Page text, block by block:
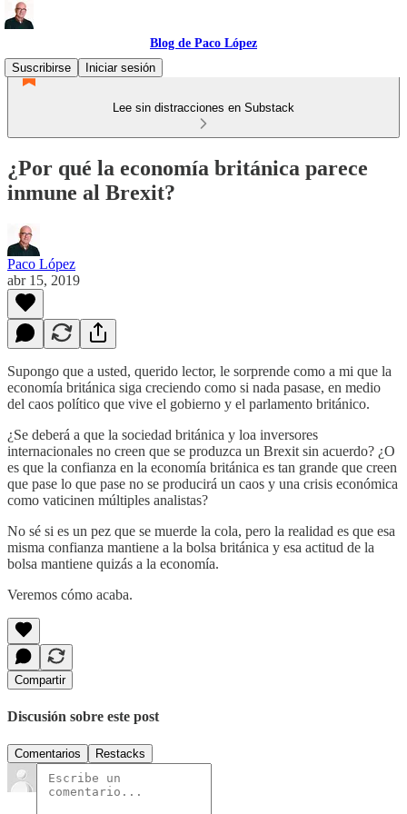
Blog de Paco López
Suscribirse
Iniciar sesión
Lee sin distracciones en Substack
¿Por qué la economía británica parece
inmune al Brexit?
Paco López
abr 15, 2019
Supongo que a usted, querido lector, le sorprende como a mi que la
economía británica siga creciendo como si nada pasase, en medio
del caos político que vive el gobierno y el parlamento británico.
¿Se deberá a que la sociedad británica y loa inversores
internacionales no creen que se produzca un Brexit sin acuerdo? ¿O
es que la confianza en la economía británica es tan grande que creen
que pase lo que pase no se producirá un caos y una crisis económica
como vaticinen múltiples analistas?
No sé si es un pez que se muerde la cola, pero la realidad es que esa
misma confianza mantiene a la bolsa británica y esa actitud de la
bolsa mantiene quizás a la economía.
Veremos cómo acaba.
Compartir
Discusión sobre este post
Comentarios Restacks